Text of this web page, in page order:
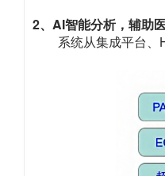
2、AI智能分析，辅助
系统从集成平台